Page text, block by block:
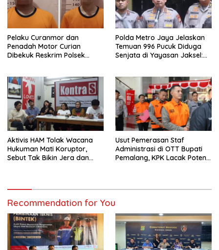
Pelaku Curanmor dan
Penadah Motor Curian
Dibekuk Reskrim Polsek
Polda Metro Jaya Jelaskan
Temuan 996 Pucuk Diduga
Senjata di Yayasan Jaksel:
Aktivis HAM Tolak Wacana
Hukuman Mati Koruptor,
Sebut Tak Bikin Jera dan
Usut Pemerasan Staf
Administrasi di OTT Bupati
Pemalang, KPK Lacak Potensi
Recommendation for You